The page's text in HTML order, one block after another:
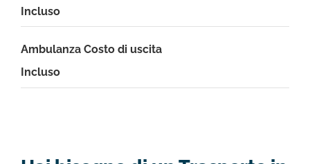
Incluso
Ambulanza Costo di uscita
Incluso